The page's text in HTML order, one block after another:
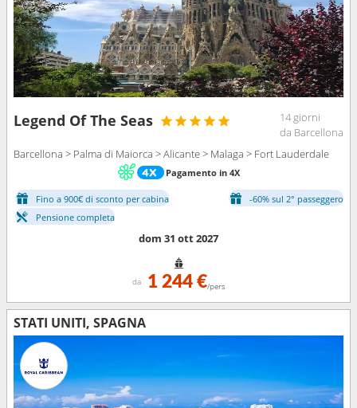
Legend Of The Seas
14 giorni
da Barcellona
Barcellona > Palma di Maiorca > Alicante > Malaga > Fort Lauderdale
Pagamento in 4X
Fino a 900€ di sconto per cabina
-60% sul 2° passeggero
Pensione completa
dom 31 ott 2027
da 1 244 €/pers
STATI UNITI, SPAGNA